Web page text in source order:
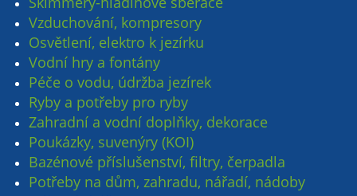
Vzduchování, kompresory
Osvětlení, elektro k jezírku
Vodní hry a fontány
Péče o vodu, údržba jezírek
Ryby a potřeby pro ryby
Zahradní a vodní doplňky, dekorace
Poukázky, suvenýry (KOI)
Bazénové příslušenství, filtry, čerpadla
Potřeby na dům, zahradu, nářadí, nádoby